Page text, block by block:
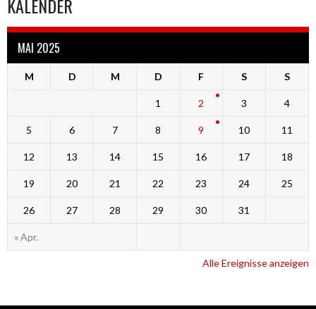
KALENDER
MAI 2025
M D M D F S S
« Apr.
1 2 3 4
5 6 7 8 9 10 11
12 13 14 15 16 17 18
19 20 21 22 23 24 25
26 27 28 29 30 31
Alle Ereignisse anzeigen